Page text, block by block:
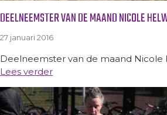
DEELNEEMSTER VAN DE MAAND NICOLE
27 januari 2016
Deelneemster van de maand Nicole
Lees verder